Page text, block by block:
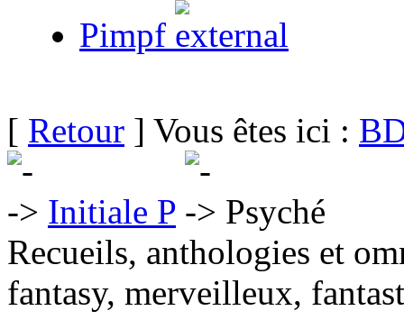
Pimpf
[ Retour ] Vous êtes ici :
Initiale P
Psyché
Recueils, anthologies et
fantasy, merveilleux,